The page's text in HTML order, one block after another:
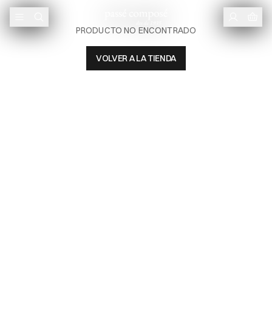
PRODUCTO NO ENCONTRADO
VOLVER A LA TIENDA